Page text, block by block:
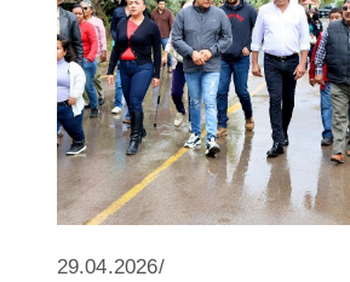
29.04.2026/